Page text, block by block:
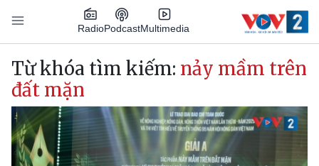
Nhảy đến nội dung
RadioPodcastMultimedia
Main navigation
Từ khóa tìm kiếm: nảy mầm trên
đất mặn